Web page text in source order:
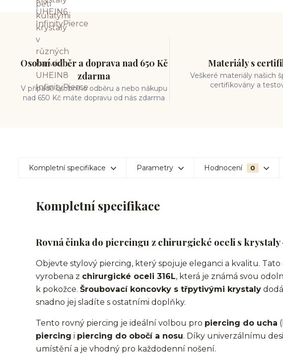
Osobní odběr a doprava nad 650 Kč
zdarma
V případě osobního odběru a nebo nákupu
nad 650 Kč máte dopravu od nás zdarma
Materiály s
Veškeré materiály našich
certifikovány a
Kompletní specifikace Parametry Hodnocení 0
Kompletní specifikace
Rovná činka do piercingu z chirurgické oceli s krystaly
Objevte stylový piercing, který spojuje eleganci a kvalitu. Tato
vyrobena z chirurgické oceli 316L, která je známá svou
k pokožce. Šroubovací koncovky s třpytivými krystaly
snadno jej sladíte s ostatními doplňky.
Tento rovný piercing je ideální volbou pro piercing do ucha
piercing i piercing do obočí a nosu. Díky univerzálnímu
umístění a je vhodný pro každodenní nošení.